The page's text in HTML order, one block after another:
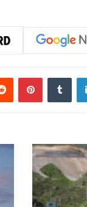
لينكدإن ‏Tumblr بينتيريست
ا